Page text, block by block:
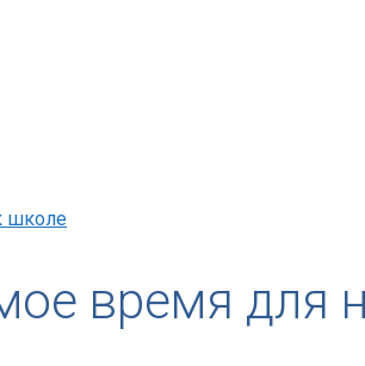
школе
время для